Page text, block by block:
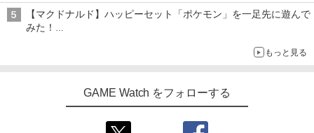
【マクドナルド】ハッピーセット「ポケモン」を一足先に遊んで
みた！
もっと見る
GAME Watch をフォローする